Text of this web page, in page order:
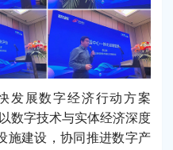
发展数字经济行动方案
数字技术与实体经济深度
施建设，协同推进数字产